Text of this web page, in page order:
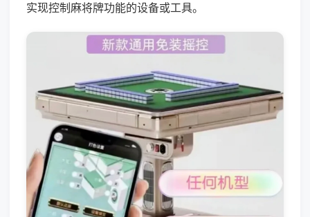
实现控制麻将牌功能的设备或工具。